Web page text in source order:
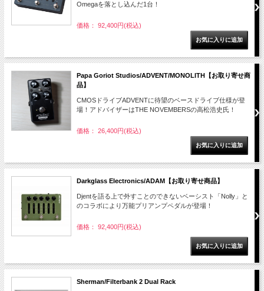
Omegaを落とし込んだ1台！
価格： 92,400円(税込)
Papa Goriot Studios/ADVENT/MONOLITH【お取り寄せ商
品】
CMOSドライブADVENTに待望のベースドライブ仕様が登
場！アドバイザーはTHE NOVEMBERSの高松浩史氏！
価格： 26,400円(税込)
Darkglass Electronics/ADAM【お取り寄せ商品】
Djentを語る上で外すことのできないベーシスト「Nolly」と
のコラボにより万能プリアンプペダルが登場！
価格： 92,400円(税込)
Sherman/Filterbank 2 Dual Rack